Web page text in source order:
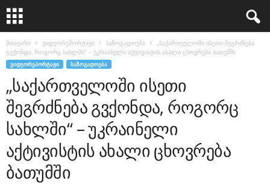
მთავარი ვიდეორეპორტაჟი საზოგადოება
„საქართველოში ისეთი შეგრძნება
გვქონდა, როგორც სახლში“ – უკრაინელი აქტივისტის ახალი ცხოვრება ბათუმში
ᲕᲘᲓᲔᲝᲠᲔᲞᲝᲠᲢᲐᲟᲘ ᲡᲐᲖᲝᲒᲐᲓᲝᲔᲑᲐ
„საქართველოში ისეთი
შეგრძნება გვქონდა, როგორც
სახლში“ – უკრაინელი
აქტივისტის ახალი ცხოვრება
ბათუმში